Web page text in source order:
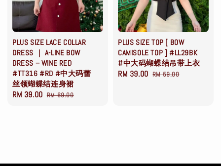
PLUS SIZE LACE COLLAR
DRESS ｜ A-LINE BOW
DRESS – WINE RED
#TT316 #RD #中大码蕾
丝领蝴蝶结连身裙
Sale
RM 39.00 Regular
RM 69.00
PLUS SIZE TOP [ BOW
CAMISOLE TOP ] #LL29BK
#中大码蝴蝶结吊带上衣
Sale
RM 39.00 Regular
RM 59.00